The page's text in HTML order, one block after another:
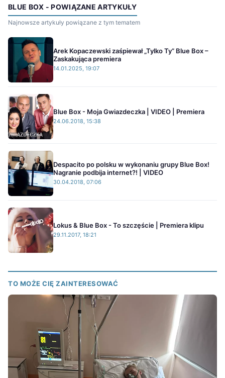
BLUE BOX - POWIĄZANE ARTYKUŁY
Najnowsze artykuły powiązane z tym tematem
Arek Kopaczewski zaśpiewał „Tylko Ty” Blue Box –
Zaskakująca premiera
14.01.2025, 19:07
Blue Box - Moja Gwiazdeczka | VIDEO | Premiera
24.06.2018, 15:38
Despacito po polsku w wykonaniu grupy Blue Box!
Nagranie podbija internet?! | VIDEO
30.04.2018, 07:06
Lokus & Blue Box - To szczęście | Premiera klipu
29.11.2017, 18:21
TO MOŻE CIĘ ZAINTERESOWAĆ